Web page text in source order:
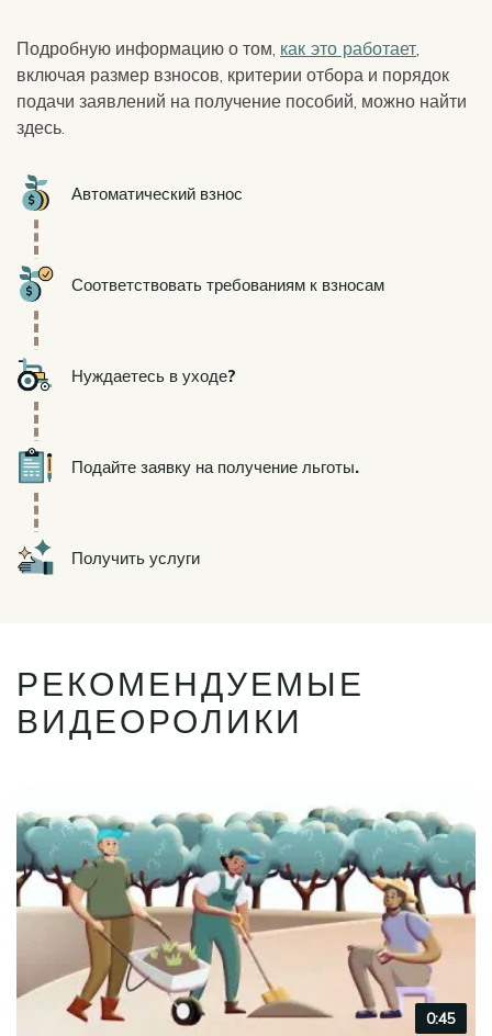
Подробную информацию о том, как это работает
включая размер взносов, критерии отбора и порядок
подачи заявлений на получение пособий, можно найти
здесь.
Icon Автоматический взнос
Icon Соответствовать требованиям к взносам
Icon Нуждаетесь в уходе?
Icon Подайте заявку на получение льготы.
Icon Получить услуги
РЕКОМЕНДУЕМЫЕ
ВИДЕОРОЛИКИ
Video
0:45